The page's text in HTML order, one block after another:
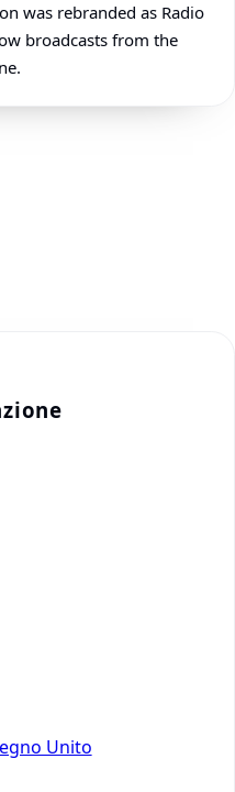
was rebranded as Radio
broadcasts from the
Unito